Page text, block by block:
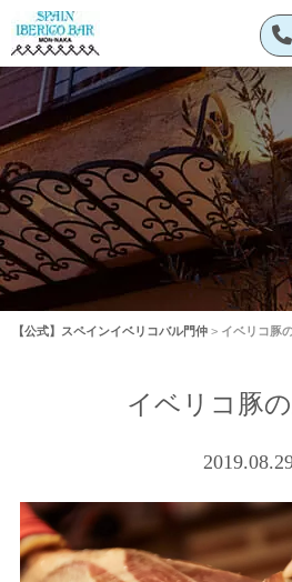
【公式】スペインイベリコバル門仲 > イベリコ豚
イベリコ豚